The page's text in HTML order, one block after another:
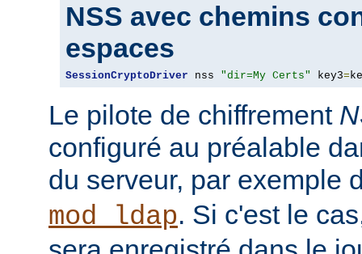
NSS avec chemins
espaces
SessionCryptoDriver nss "dir=My Certs" key3=
Le pilote de chiffrement
configuré au préalable
du serveur, par exemple
mod_ldap. Si c'est le